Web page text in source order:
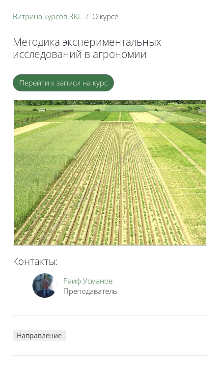
Витрина курсов 3KL О курсе
Методика экспериментальных
исследований в агрономии
Блоки
Перейти к записи на курс
Контакты:
Раиф Усманов
Преподаватель
Направление